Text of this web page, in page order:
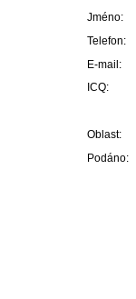
Jméno:
Telefon:
E-mail:
ICQ:
Oblast:
Podáno: